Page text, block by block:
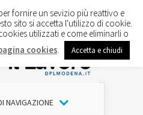
NAVIGAZIONE
fornire un sevizio più reattivo e
sito si accetta l'utilizzo di cookie.
utilizzati e come eliminarli o
cookies Accetta e chiudi